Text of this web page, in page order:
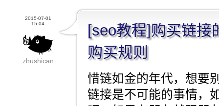
2015-07-01
15:04
zhushican
[seo教程]购买链接
购买规则
惜链如金的年代，想要
链接是不可能的事情，